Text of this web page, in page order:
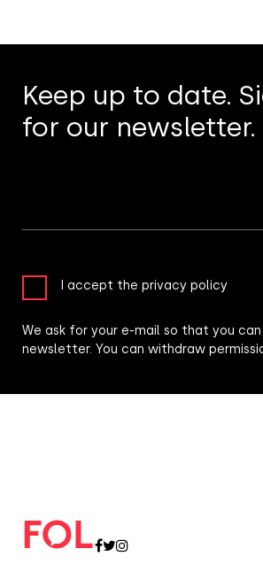
Keep up to date.
for our newsletter.
I accept the privacy policy
We ask for your e-mail so that you
newsletter. You can withdraw